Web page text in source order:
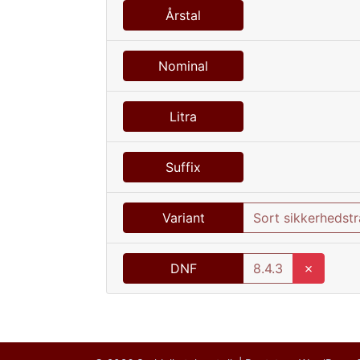
Årstal
Nominal
Litra
Suffix
Variant Sort
DNF 8.4.3 ✗